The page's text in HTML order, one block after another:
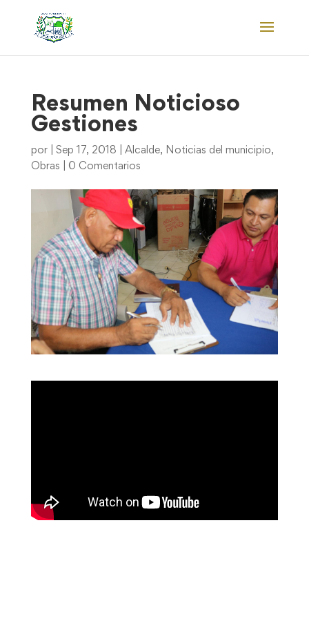
Resumen Noticioso
Gestiones
por Sep 17, 2018 Alcalde, Noticias del municipio,
Obras
0 Comentarios